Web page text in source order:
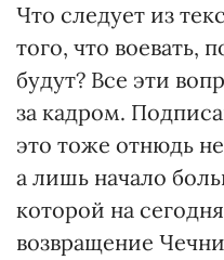
Что следует из
того, что воевать,
будут? Все эти
за кадром.
это тоже отнюдь
а лишь начало
которой на
возвращение